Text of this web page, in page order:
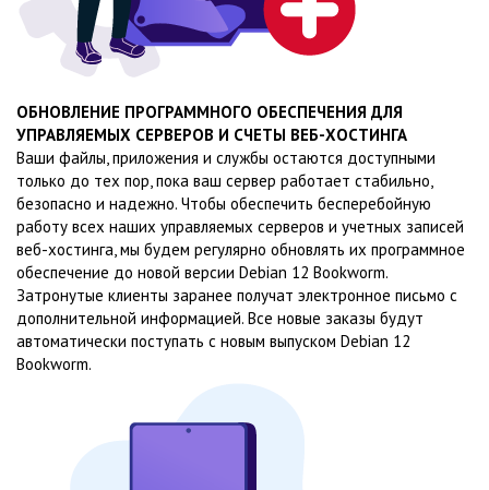
ОБНОВЛЕНИЕ ПРОГРАММНОГО ОБЕСПЕЧЕНИЯ ДЛЯ
УПРАВЛЯЕМЫХ СЕРВЕРОВ И СЧЕТЫ ВЕБ-ХОСТИНГА
Ваши файлы, приложения и службы остаются доступными
только до тех пор, пока ваш сервер работает стабильно,
безопасно и надежно. Чтобы обеспечить бесперебойную
работу всех наших управляемых серверов и учетных записей
веб-хостинга, мы будем регулярно обновлять их программное
обеспечение до новой версии Debian 12 Bookworm.
Затронутые клиенты заранее получат электронное письмо с
дополнительной информацией. Все новые заказы будут
автоматически поступать с новым выпуском Debian 12
Bookworm.